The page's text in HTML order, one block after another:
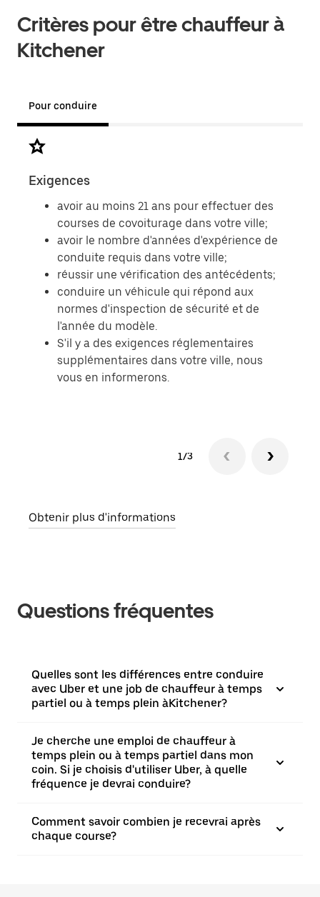
Critères pour être chauffeur à
Kitchener
Pour conduire
Exigences
avoir au moins 21 ans pour effectuer des
courses de covoiturage dans votre ville;
avoir le nombre d'années d'expérience de
conduite requis dans votre ville;
réussir une vérification des antécédents;
conduire un véhicule qui répond aux
normes d'inspection de sécurité et de
l'année du modèle.
S'il y a des exigences réglementaires
supplémentaires dans votre ville, nous
vous en informerons.
1/3
Obtenir plus d'informations
Questions fréquentes
Quelles sont les différences entre conduire
avec Uber et une job de chauffeur à temps
partiel ou à temps plein àKitchener?
Je cherche une emploi de chauffeur à
temps plein ou à temps partiel dans mon
coin. Si je choisis d'utiliser Uber, à quelle
fréquence je devrai conduire?
Comment savoir combien je recevrai après
chaque course?